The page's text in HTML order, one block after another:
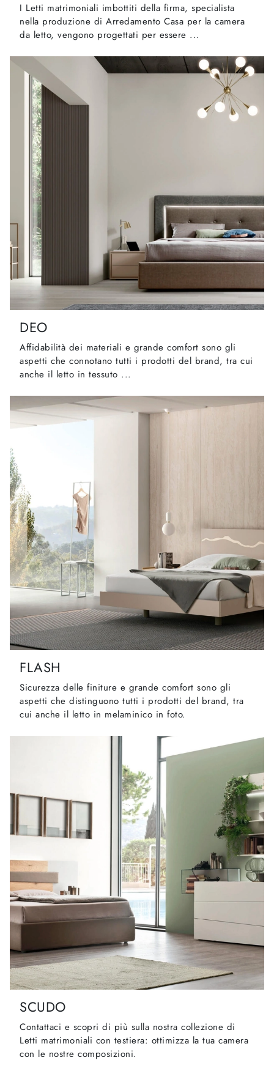
I Letti matrimoniali imbottiti della firma, specialista
nella produzione di Arredamento Casa per la camera
da letto, vengono progettati per essere ...
DEO
Affidabilità dei materiali e grande comfort sono gli
aspetti che connotano tutti i prodotti del brand, tra cui
anche il letto in tessuto ...
FLASH
Sicurezza delle finiture e grande comfort sono gli
aspetti che distinguono tutti i prodotti del brand, tra
cui anche il letto in melaminico in foto.
SCUDO
Contattaci e scopri di più sulla nostra collezione di
Letti matrimoniali con testiera: ottimizza la tua camera
con le nostre composizioni.